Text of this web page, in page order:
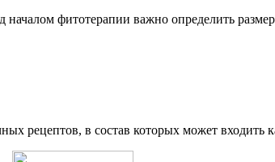
фитотерапии важно определить
рецептов, в состав которых может входить